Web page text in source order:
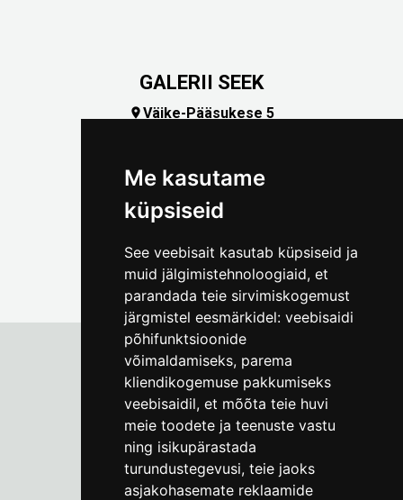
Me kasutame
küpsiseid
See veebisait kasutab küpsiseid ja
muid jälgimistehnoloogiaid, et
parandada teie sirvimiskogemust
järgmistel eesmärkidel: veebisaidi
põhifunktsioonide
võimaldamiseks, parema
kliendikogemuse pakkumiseks
veebisaidil, et mõõta teie huvi
meie toodete ja teenuste vastu
ning isikupärastada
turundustegevusi, teie jaoks
asjakohasemate reklaamide
GALERII SEEK
Väike-Pääsukese 5
Tallinna Linnamuuseum
Vene 17
E-R kell 9-17(+372) 610 4178